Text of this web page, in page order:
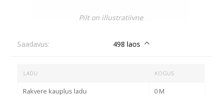
Pilt on illustratiivne
Saadavus: 498 laos
LADU KOGUS
Rakvere kauplus ladu
0 M